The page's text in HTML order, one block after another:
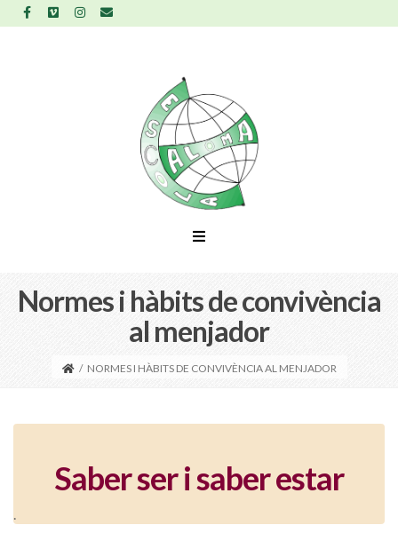
Normes i hàbits de convivència
al menjador
/ NORMES I HÀBITS DE CONVIVÈNCIA AL MENJADOR
Saber ser i saber estar
.